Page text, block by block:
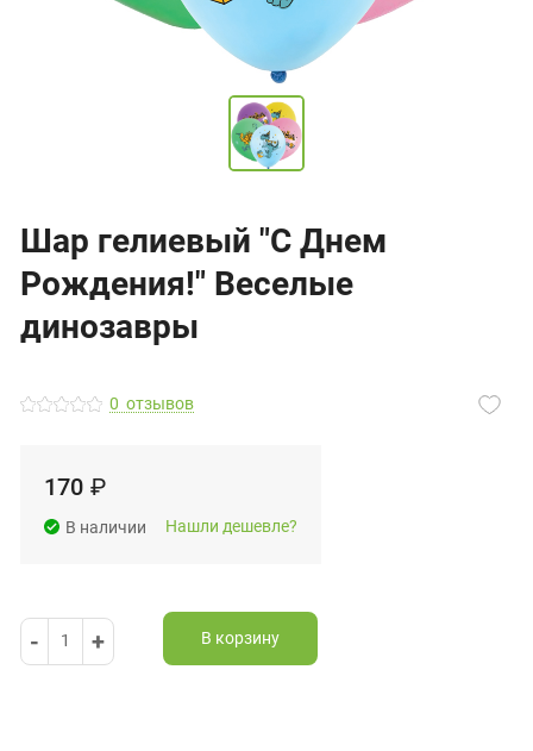
Шар гелиевый "С Днем
Рождения!" Веселые
динозавры
0 отзывов
170 ₽
В наличии Нашли дешевле?
- 1 + В корзину